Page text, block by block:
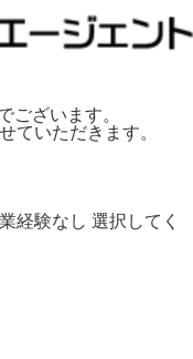
ございます。
ていただきます。
経験なし 選択してく